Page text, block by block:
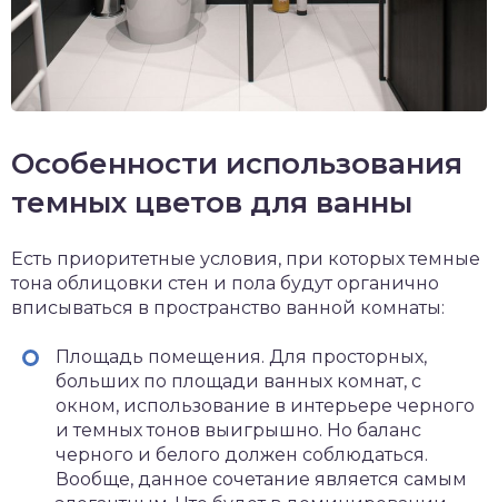
Особенности использования
темных цветов для ванны
Есть приоритетные условия, при которых темные
тона облицовки стен и пола будут органично
вписываться в пространство ванной комнаты:
Площадь помещения. Для просторных,
больших по площади ванных комнат, с
окном, использование в интерьере черного
и темных тонов выигрышно. Но баланс
черного и белого должен соблюдаться.
Вообще, данное сочетание является самым